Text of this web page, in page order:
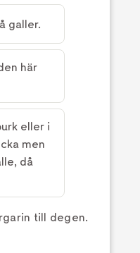
galler.
här
eller i
men
då
till degen.